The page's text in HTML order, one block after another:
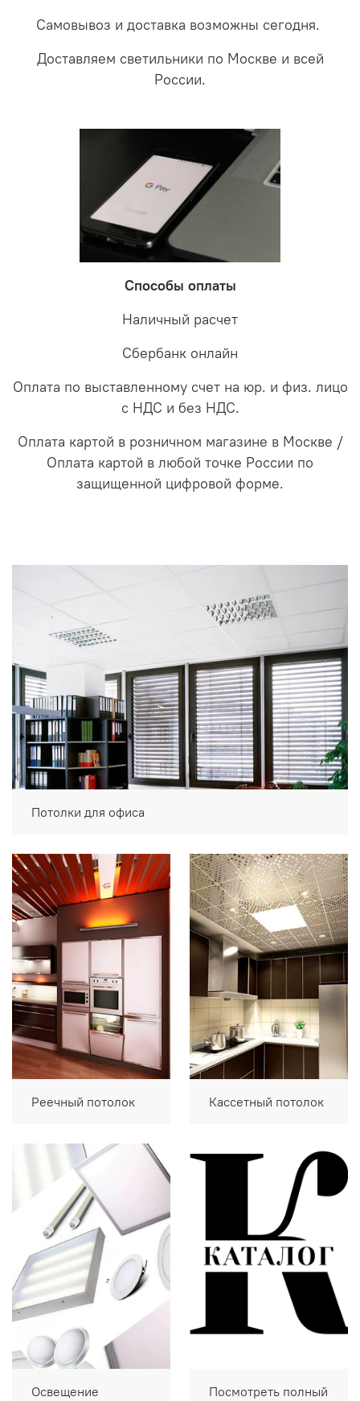
Самовывоз и доставка возможны сегодня.
Доставляем светильники по Москве и всей
России.
Способы оплаты
Наличный расчет
Сбербанк онлайн
Оплата по выставленному счет на юр. и физ. лицо
с НДС и без НДС.
Оплата картой в розничном магазине в Москве /
Оплата картой в любой точке России по
защищенной цифровой форме.
Потолки для офиса
Реечный потолок Кассетный потолок
Освещение
Посмотреть полный